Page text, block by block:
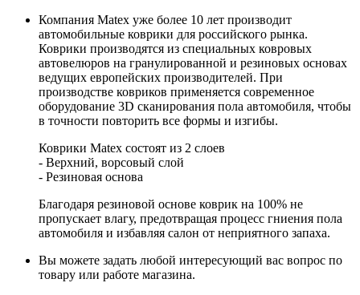
Компания Matex уже более 10 лет производит
автомобильные коврики для российского рынка.
Коврики производятся из специальных ковровых
автовелюров на гранулированной и резиновых основах
ведущих европейских производителей. При
производстве ковриков применяется современное
оборудование 3D сканирования пола автомобиля, чтобы
в точности повторить все формы и изгибы.
Коврики Matex состоят из 2 слоев
- Верхний, ворсовый слой
- Резиновая основа
Благодаря резиновой основе коврик на 100% не
пропускает влагу, предотвращая процесс гниения пола
автомобиля и избавляя салон от неприятного запаха.
Вы можете задать любой интересующий вас вопрос по
товару или работе магазина.